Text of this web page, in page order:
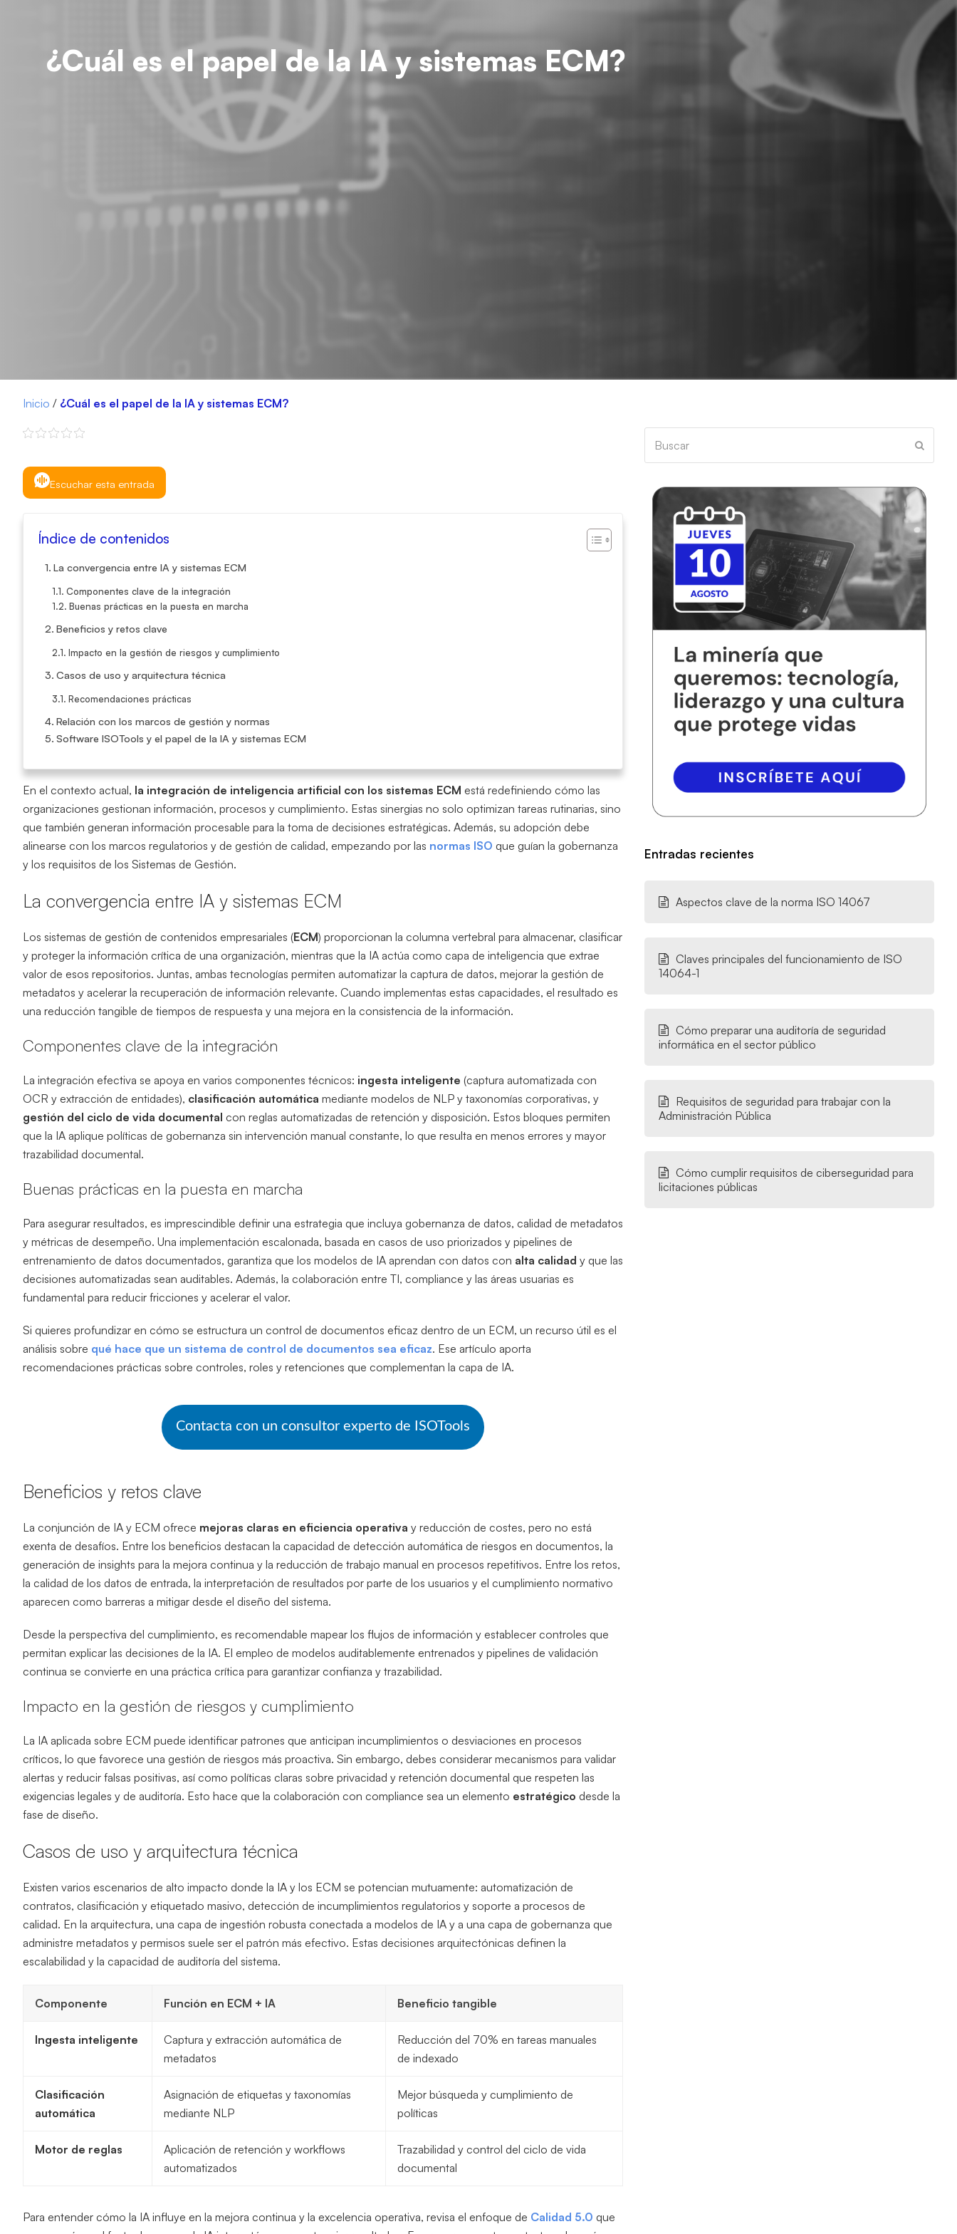
¿Cuál es el papel de la IA y sistemas ECM?
Inicio / ¿Cuál es el papel de la IA y sistemas ECM?
Escuchar esta entrada
Índice de contenidos
La convergencia entre IA y sistemas ECM
Componentes clave de la integración
Buenas prácticas en la puesta en marcha
Beneficios y retos clave
Impacto en la gestión de riesgos y cumplimiento
Casos de uso y arquitectura técnica
Recomendaciones prácticas
Relación con los marcos de gestión y normas
Software ISOTools y el papel de la IA y sistemas ECM
En el contexto actual, la integración de inteligencia artificial con los sistemas ECM está redefiniendo cómo las
organizaciones gestionan información, procesos y cumplimiento. Estas sinergias no solo optimizan tareas rutinarias, sino
que también generan información procesable para la toma de decisiones estratégicas. Además, su adopción debe
alinearse con los marcos regulatorios y de gestión de calidad, empezando por las normas ISO que guían la gobernanza
y los requisitos de los Sistemas de Gestión.
La convergencia entre IA y sistemas ECM
Los sistemas de gestión de contenidos empresariales (ECM) proporcionan la columna vertebral para almacenar, clasificar
y proteger la información crítica de una organización, mientras que la IA actúa como capa de inteligencia que extrae
valor de esos repositorios. Juntas, ambas tecnologías permiten automatizar la captura de datos, mejorar la gestión de
metadatos y acelerar la recuperación de información relevante. Cuando implementas estas capacidades, el resultado es
una reducción tangible de tiempos de respuesta y una mejora en la consistencia de la información.
Componentes clave de la integración
La integración efectiva se apoya en varios componentes técnicos: ingesta inteligente (captura automatizada con
OCR y extracción de entidades), clasificación automática mediante modelos de NLP y taxonomías corporativas, y
gestión del ciclo de vida documental con reglas automatizadas de retención y disposición. Estos bloques permiten
que la IA aplique políticas de gobernanza sin intervención manual constante, lo que resulta en menos errores y mayor
trazabilidad documental.
Buenas prácticas en la puesta en marcha
Para asegurar resultados, es imprescindible definir una estrategia que incluya gobernanza de datos, calidad de metadatos
y métricas de desempeño. Una implementación escalonada, basada en casos de uso priorizados y pipelines de
entrenamiento de datos documentados, garantiza que los modelos de IA aprendan con datos con alta calidad y que las
decisiones automatizadas sean auditables. Además, la colaboración entre TI, compliance y las áreas usuarias es
fundamental para reducir fricciones y acelerar el valor.
Si quieres profundizar en cómo se estructura un control de documentos eficaz dentro de un ECM, un recurso útil es el
análisis sobre qué hace que un sistema de control de documentos sea eficaz. Ese artículo aporta
recomendaciones prácticas sobre controles, roles y retenciones que complementan la capa de IA.
Contacta con un consultor experto de ISOTools
Beneficios y retos clave
La conjunción de IA y ECM ofrece mejoras claras en eficiencia operativa y reducción de costes, pero no está
exenta de desafíos. Entre los beneficios destacan la capacidad de detección automática de riesgos en documentos, la
generación de insights para la mejora continua y la reducción de trabajo manual en procesos repetitivos. Entre los retos,
la calidad de los datos de entrada, la interpretación de resultados por parte de los usuarios y el cumplimiento normativo
aparecen como barreras a mitigar desde el diseño del sistema.
Desde la perspectiva del cumplimiento, es recomendable mapear los flujos de información y establecer controles que
permitan explicar las decisiones de la IA. El empleo de modelos auditablemente entrenados y pipelines de validación
continua se convierte en una práctica crítica para garantizar confianza y trazabilidad.
Impacto en la gestión de riesgos y cumplimiento
La IA aplicada sobre ECM puede identificar patrones que anticipan incumplimientos o desviaciones en procesos
críticos, lo que favorece una gestión de riesgos más proactiva. Sin embargo, debes considerar mecanismos para validar
alertas y reducir falsas positivas, así como políticas claras sobre privacidad y retención documental que respeten las
exigencias legales y de auditoría. Esto hace que la colaboración con compliance sea un elemento estratégico desde la
fase de diseño.
Casos de uso y arquitectura técnica
Existen varios escenarios de alto impacto donde la IA y los ECM se potencian mutuamente: automatización de
contratos, clasificación y etiquetado masivo, detección de incumplimientos regulatorios y soporte a procesos de
calidad. En la arquitectura, una capa de ingestión robusta conectada a modelos de IA y a una capa de gobernanza que
administre metadatos y permisos suele ser el patrón más efectivo. Estas decisiones arquitectónicas definen la
escalabilidad y la capacidad de auditoría del sistema.
Componente Función en ECM + IA Beneficio tangible
Ingesta inteligente
Captura y extracción automática de
metadatos
Reducción del 70% en tareas manuales
de indexado
Clasificación
automática
Asignación de etiquetas y taxonomías
mediante NLP
Mejor búsqueda y cumplimiento de
políticas
Motor de reglas
Aplicación de retención y workflows
automatizados
Trazabilidad y control del ciclo de vida
documental
Para entender cómo la IA influye en la mejora continua y la excelencia operativa, revisa el enfoque de Calidad 5.0 que
Entradas recientes
Aspectos clave de la norma ISO 14067
Claves principales del funcionamiento de ISO
14064-1
Cómo preparar una auditoría de seguridad
informática en el sector público
Requisitos de seguridad para trabajar con la
Administración Pública
Cómo cumplir requisitos de ciberseguridad para
licitaciones públicas